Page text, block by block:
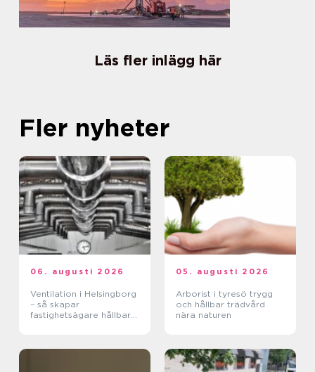
Läs fler inlägg här
Fler nyheter
06. augusti 2026
Ventilation i Helsingborg
– så skapar
fastighetsägare hållbara
05. augusti 2026
Arborist i tyresö trygg
och hållbar trädvård
nära naturen